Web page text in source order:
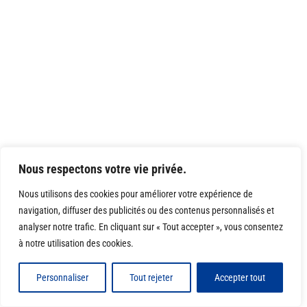
Nous respectons votre vie privée.
Nous utilisons des cookies pour améliorer votre expérience de
navigation, diffuser des publicités ou des contenus personnalisés et
analyser notre trafic. En cliquant sur « Tout accepter », vous consentez
à notre utilisation des cookies.
Personnaliser Tout rejeter Accepter tout